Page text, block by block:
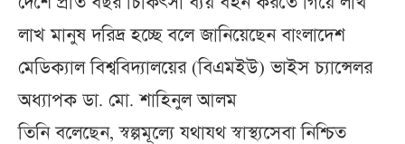
লাখ মানুষ দরিদ্র হচ্ছে বলে জানিয়েছেন বাংলাদেশ
মেডিক্যাল বিশ্ববিদ্যালয়ের (বিএমইউ) ভাইস চ্যান্সেলর
অধ্যাপক ডা. মো. শাহিনুল আলম
তিনি বলেছেন, স্বল্পমূল্যে যথাযথ স্বাস্থ্যসেবা নিশ্চিত